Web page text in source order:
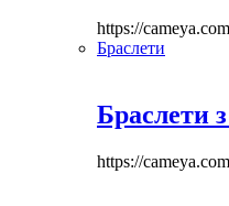
https://
Браслети
Браслети
https://